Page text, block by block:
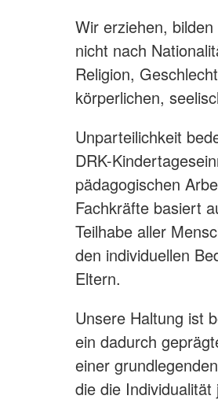
Wir erziehen,
nicht nach
Religion,
körperlichen,
Unparteilichkeit
DRK-
pädagogischen
Fachkräfte basiert
Teilhabe aller
den individuellen
Eltern.
Unsere Haltung ist
ein dadurch
einer
die die